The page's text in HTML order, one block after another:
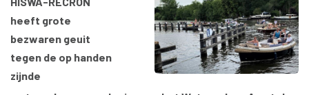
heeft grote
bezwaren geuit
tegen de op handen
zijnde